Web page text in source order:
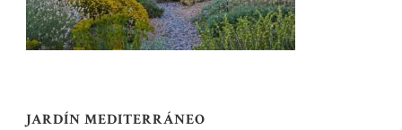
JARDÍN MEDITERRÁNEO